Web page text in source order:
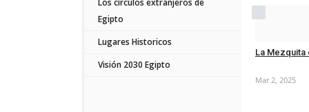
Los círculos extranjeros de
Egipto
Lugares Historicos
Visión 2030 Egipto
Mar 20, 2025
La Mezquita
Mar 2, 2025
Forgot